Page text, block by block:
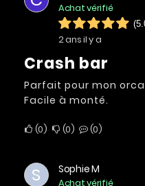
Achat vérifié
2 ans il y a
Crash bar
Parfait pour mon
Facile à monté.
0 0 0
S Sophie M
Achat vérifié